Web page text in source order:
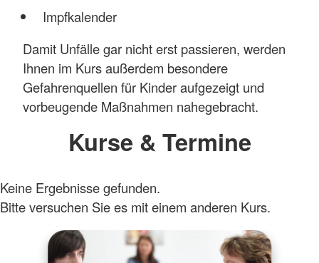
Impfkalender
Damit Unfälle gar nicht erst passieren, werden
Ihnen im Kurs außerdem besondere
Gefahrenquellen für Kinder aufgezeigt und
vorbeugende Maßnahmen nahegebracht.
Kurse & Termine
Keine Ergebnisse gefunden.
Bitte versuchen Sie es mit einem anderen Kurs.